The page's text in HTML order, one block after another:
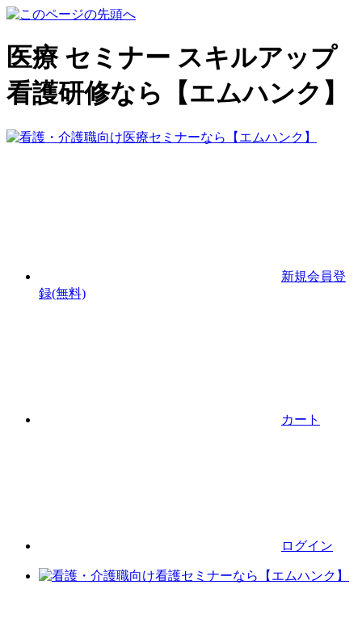
医療 セミナー スキルアップ
看護研修なら【エムハンク】
新規会員登
録(無料)
カート
ログイン